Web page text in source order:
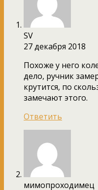
SV
27 декабря 2018
Похоже у него
дело, ручник
крутится, по
замечают этого.
Ответить
мимопроходимец